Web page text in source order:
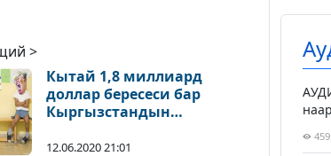
>
Кытай 1,8 миллиард
доллар бересеси бар
Кыргызстандын
12.06.2020 21:01